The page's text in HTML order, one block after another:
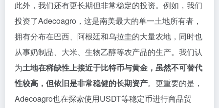
此外，我们还有更长期但非常稳定的投资。例如，我们
投资了Adecoagro，这是南美最大的单一土地所有者，
拥有分布在巴西、阿根廷和乌拉圭的大量农地，同时也
从事奶制品、大米、生物乙醇等农产品的生产。我们认
为土地在稀缺性上接近于比特币与黄金，虽然不可替代
性较高，但依旧是非常稳健的长期资产。更重要的是，
Adecoagro也在探索使用USDT等稳定币进行商品贸